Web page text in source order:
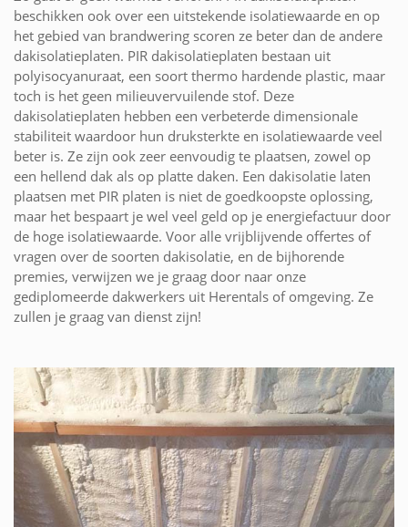
beschikken ook over een uitstekende isolatiewaarde en op
het gebied van brandwering scoren ze beter dan de andere
dakisolatieplaten. PIR dakisolatieplaten bestaan uit
polyisocyanuraat, een soort thermo hardende plastic, maar
toch is het geen milieuvervuilende stof. Deze
dakisolatieplaten hebben een verbeterde dimensionale
stabiliteit waardoor hun druksterkte en isolatiewaarde veel
beter is. Ze zijn ook zeer eenvoudig te plaatsen, zowel op
een hellend dak als op platte daken. Een dakisolatie laten
plaatsen met PIR platen is niet de goedkoopste oplossing,
maar het bespaart je wel veel geld op je energiefactuur door
de hoge isolatiewaarde. Voor alle vrijblijvende offertes of
vragen over de soorten dakisolatie, en de bijhorende
premies, verwijzen we je graag door naar onze
gediplomeerde dakwerkers uit Herentals of omgeving. Ze
zullen je graag van dienst zijn!